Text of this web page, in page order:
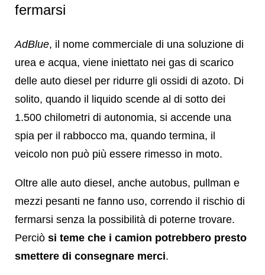
fermarsi
AdBlue, il nome commerciale di una soluzione di
urea e acqua, viene iniettato nei gas di scarico
delle auto diesel per ridurre gli ossidi di azoto. Di
solito, quando il liquido scende al di sotto dei
1.500 chilometri di autonomia, si accende una
spia per il rabbocco ma, quando termina, il
veicolo non può più essere rimesso in moto.
Oltre alle auto diesel, anche autobus, pullman e
mezzi pesanti ne fanno uso, correndo il rischio di
fermarsi senza la possibilità di poterne trovare.
Perciò si teme che i camion potrebbero presto
smettere di consegnare merci.